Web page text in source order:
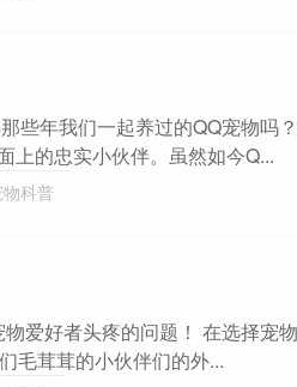
些年我们一起养过的QQ宠物吗
上的忠实小伙伴。虽然如今Q...
物科普
爱好者头疼的问题！ 在选择宠
毛茸茸的小伙伴们的外...